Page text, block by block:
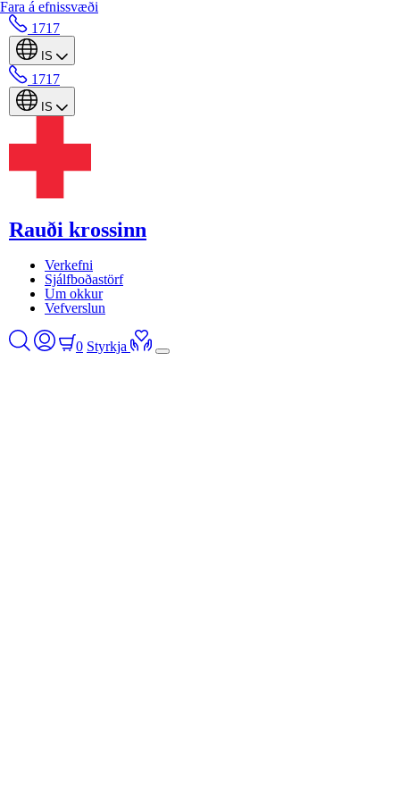
Fara á efnissvæði
1717
IS
1717
IS
Rauði krossinn
Verkefni
Sjálfboðastörf
Um okkur
Vefverslun
0 Styrkja